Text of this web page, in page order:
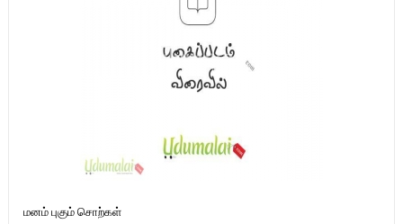
மனம் புகும் சொற்கள்